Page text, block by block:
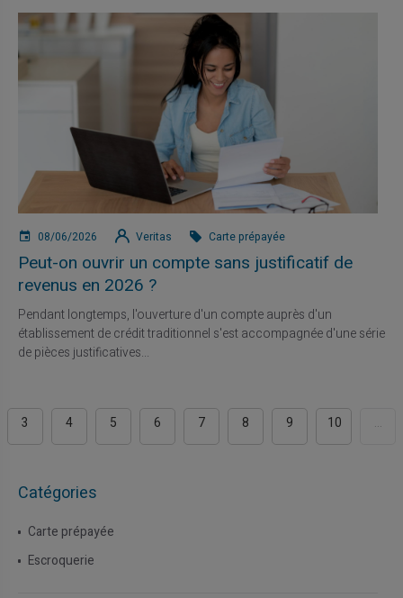
08/06/2026 Veritas Carte prépayée
Peut-on ouvrir un compte sans justificatif de
revenus en 2026 ?
Pendant longtemps, l'ouverture d'un compte auprès d'un
établissement de crédit traditionnel s'est accompagnée d'une série
de pièces justificatives...
3 4 5 6 7 8 9 10 ...
Catégories
Carte prépayée
Escroquerie